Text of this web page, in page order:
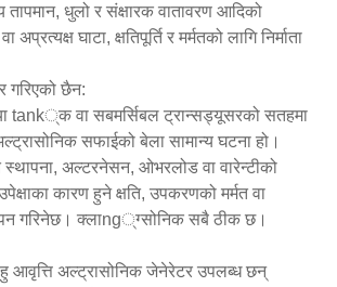
तापमान, धुलो र संक्षारक वातावरण आदिको
घाटा, क्षतिपूर्ति र मर्मतको लागि निर्माता
गरिएको छैन:
tank्क वा सबमर्सिबल ट्रान्सड्यूसरको सतहमा
सफाईको बेला सामान्य घटना हो।
अल्टरनेसन, ओभरलोड वा वारेन्टीको
कारण हुने क्षति, उपकरणको मर्मत वा
गरिनेछ। क्लाng्ग्सोनिक सबै ठीक छ।
​​आवृत्ति अल्ट्रासोनिक जेनेरेटर उपलब्ध छन्